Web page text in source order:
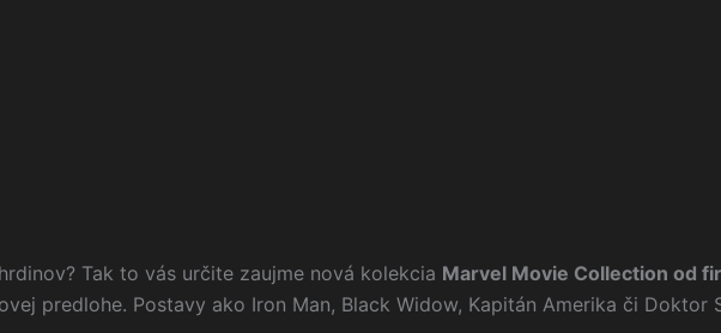
Tak to vás určite zaujme nová kolekcia Marvel Movie Collection od
predlohe. Postavy ako Iron Man, Black Widow, Kapitán Amerika či Doktor